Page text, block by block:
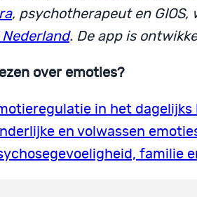
, psychotherapeut en GIOS,
Nederland. De app is
over emoties?
in het dagelijks
en volwassen
familie